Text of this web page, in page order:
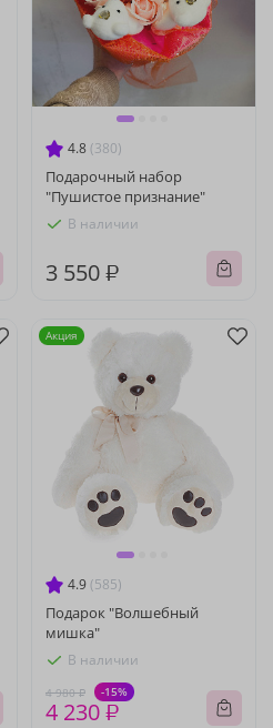
4.8 (380)
Подарочный набор
"Пушистое признание"
В наличии
3 550 ₽
4.9 (585)
Подарок "Волшебный
мишка"
В наличии
4 980 ₽ -15%
4 230 ₽
Акция